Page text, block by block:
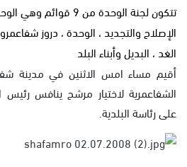
تتكون لجنة الوحدة من
الإصلاح والتجديد ، الوحدة ، دروز
الغد ، البديل وأبناء البلد
أقيم مساء امس الاثنين في مدينة
الشفاعمرية لاختيار مرشح ينافس رئيس
على رئاسة البلدية.